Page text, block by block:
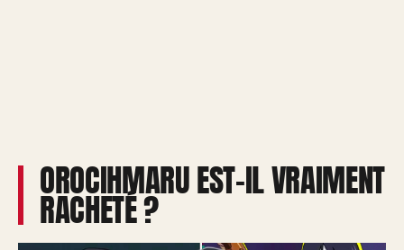
OROCIHMARU EST-IL VRAIMENT
RACHETÉ ?